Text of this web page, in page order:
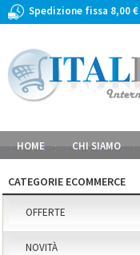
Spedizione fissa 8,00 €
HOME CHI SIAMO
CATEGORIE ECOMMERCE
OFFERTE
NOVITÀ